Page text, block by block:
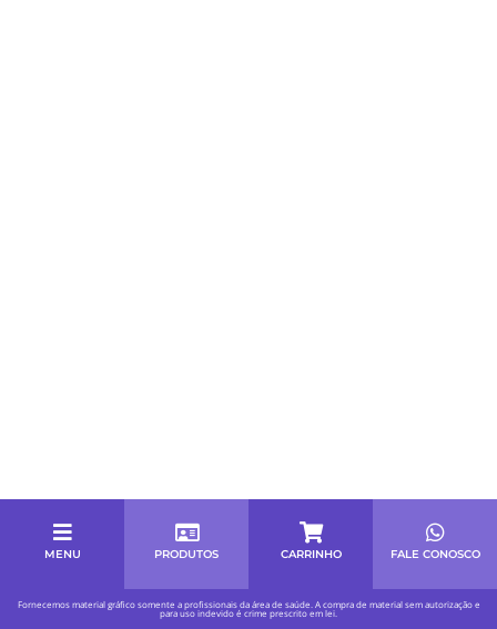
MENU PRODUTOS CARRINHO FALE CONOSCO
Fornecemos material gráfico somente a profissionais da área de saúde. A compra de material sem autorização e
para uso indevido é crime prescrito em lei.